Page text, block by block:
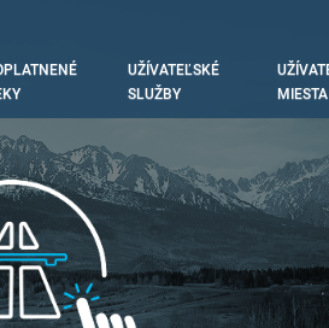
UŽÍVATEĽSKÉ
SLUŽBY
MIESTA